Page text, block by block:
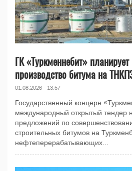
ГК «Туркменнебит»
производство битума на
01.08.2026 - 13:57
Государственный концерн
международный открытый тендер
предложений по
строительных битумов на
нефтеперерабатывающих...